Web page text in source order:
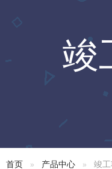
竣
首页 产品中心 竣工